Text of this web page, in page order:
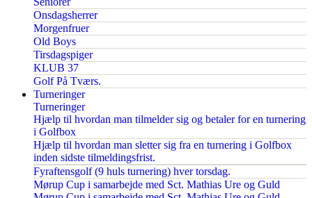
Onsdagsherrer
Morgenfruer
Old Boys
Tirsdagspiger
KLUB 37
Golf På Tværs.
Turneringer
Turneringer
Hjælp til hvordan man tilmelder sig og betaler for en turnering
i Golfbox
Hjælp til hvordan man sletter sig fra en turnering i Golfbox
inden sidste tilmeldingsfrist.
Fyraftensgolf (9 huls turnering) hver torsdag.
Mørup Cup i samarbejde med Sct. Mathias Ure og Guld